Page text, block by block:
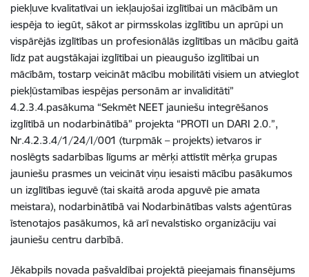
piekļuve kvalitatīvai un iekļaujošai izglītībai un mācībām un
iespēja to iegūt, sākot ar pirmsskolas izglītību un aprūpi un
vispārējās izglītības un profesionālās izglītības un mācību gaitā
līdz pat augstākajai izglītībai un pieaugušo izglītībai un
mācībām, tostarp veicināt mācību mobilitāti visiem un atvieglot
piekļūstamības iespējas personām ar invaliditāti”
4.2.3.4.pasākuma “Sekmēt NEET jauniešu integrēšanos
izglītībā un nodarbinātībā” projekta “PROTI un DARI 2.0.”,
Nr.4.2.3.4/1/24/I/001 (turpmāk – projekts) ietvaros ir
noslēgts sadarbības līgums ar mērķi attīstīt mērķa grupas
jauniešu prasmes un veicināt viņu iesaisti mācību pasākumos
un izglītības ieguvē (tai skaitā aroda apguvē pie amata
meistara), nodarbinātībā vai Nodarbinātības valsts aģentūras
īstenotajos pasākumos, kā arī nevalstisko organizāciju vai
jauniešu centru darbībā.
Jēkabpils novada pašvaldībai projektā pieejamais finansējums